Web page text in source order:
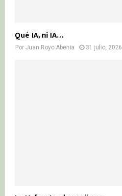
Qué IA, ni IA…
Por Juan Royo Abenia 31 julio, 2026